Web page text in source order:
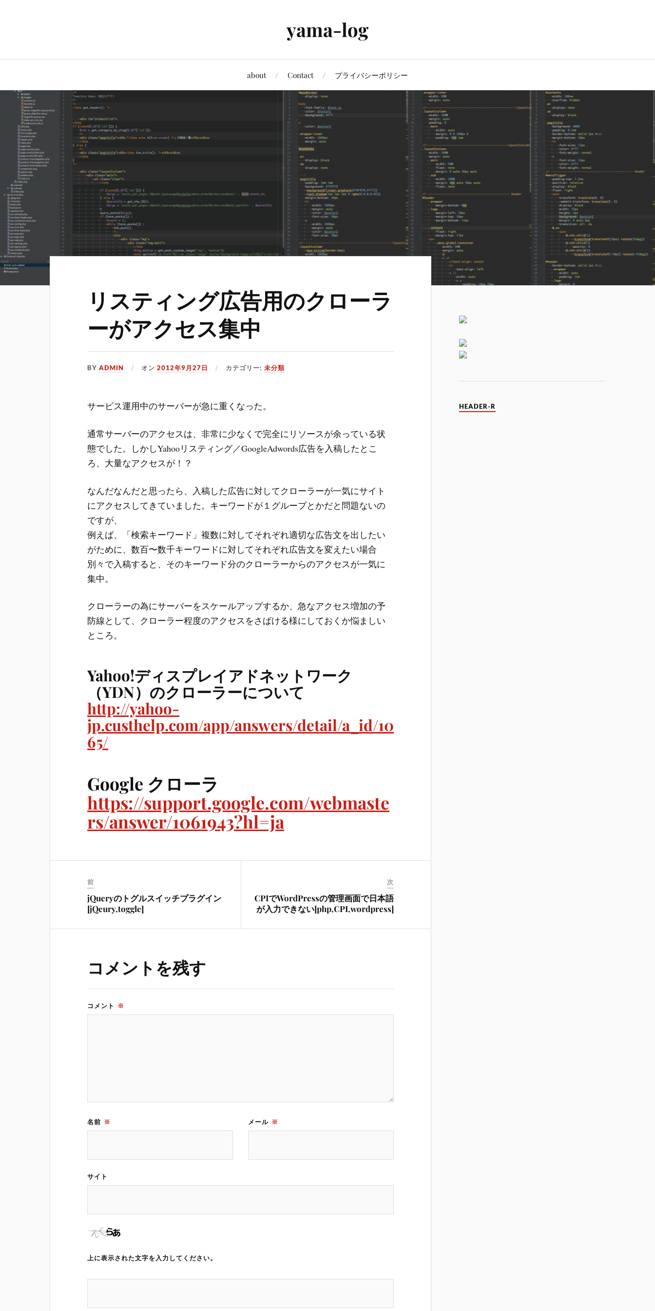
yama-log
about Contact プライバシーポリシー
リスティング広告用のクローラ
ーがアクセス集中
BYADMIN オン2012年9月27日 カテゴリー:未分類
サービス運用中のサーバーが急に重くなった。
通常サーバーのアクセスは、非常に少なくで完全にリソースが余っている状
態でした。しかしYahooリスティング／GoogleAdwords広告を入稿したとこ
ろ、大量なアクセスが！？
なんだなんだと思ったら、入稿した広告に対してクローラーが一気にサイト
にアクセスしてきていました。キーワードが１グループとかだと問題ないの
ですが、
例えば、「検索キーワード」複数に対してそれぞれ適切な広告文を出したい
がために、数百〜数千キーワードに対してそれぞれ広告文を変えたい場合
別々で入稿すると、そのキーワード分のクローラーからのアクセスが一気に
集中。
クローラーの為にサーバーをスケールアップするか、急なアクセス増加の予
防線として、クローラー程度のアクセスをさばける様にしておくか悩ましい
ところ。
Yahoo!ディスプレイアドネットワーク
（YDN）のクローラーについて
http://yahoo-
jp.custhelp.com/app/answers/detail/a_id/10
65/
Google クローラ
https://support.google.com/webmaste
rs/answer/1061943?hl=ja
前
jQueryのトグルスイッチプラグイン
[jQeury,toggle]
次
CPIでWordPressの管理画面で日本語
が入力できない[php,CPI,wordpress]
コメントを残す
コメント ※
名前 ※ メール ※
サイト
上に表示された文字を入力してください。
HEADER-R